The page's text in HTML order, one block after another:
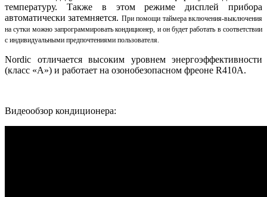
температуру. Также в этом режиме дисплей прибора
автоматически затемняется. При помощи таймера включения-выключения
на сутки можно запрограммировать кондиционер, и он будет работать в соответствии
с индивидуальными предпочтениями пользователя.
Nordic отличается высоким уровнем энергоэффективности
(класс «А») и работает на озонобезопасном фреоне R410A.
Видеообзор кондиционера: